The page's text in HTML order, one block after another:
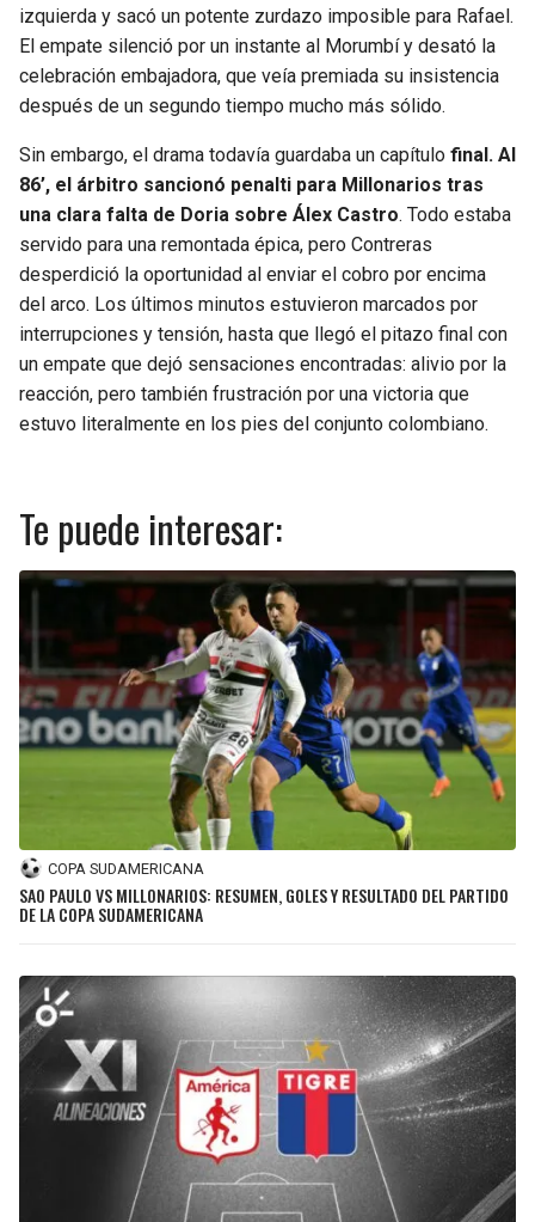
izquierda y sacó un potente zurdazo imposible para Rafael.
El empate silenció por un instante al Morumbí y desató la
celebración embajadora, que veía premiada su insistencia
después de un segundo tiempo mucho más sólido.
Sin embargo, el drama todavía guardaba un capítulo final. Al
86’, el árbitro sancionó penalti para Millonarios tras
una clara falta de Doria sobre Álex Castro. Todo estaba
servido para una remontada épica, pero Contreras
desperdició la oportunidad al enviar el cobro por encima
del arco. Los últimos minutos estuvieron marcados por
interrupciones y tensión, hasta que llegó el pitazo final con
un empate que dejó sensaciones encontradas: alivio por la
reacción, pero también frustración por una victoria que
estuvo literalmente en los pies del conjunto colombiano.
Te puede interesar:
COPA SUDAMERICANA
SAO PAULO VS MILLONARIOS: RESUMEN, GOLES Y RESULTADO DEL PARTIDO
DE LA COPA SUDAMERICANA